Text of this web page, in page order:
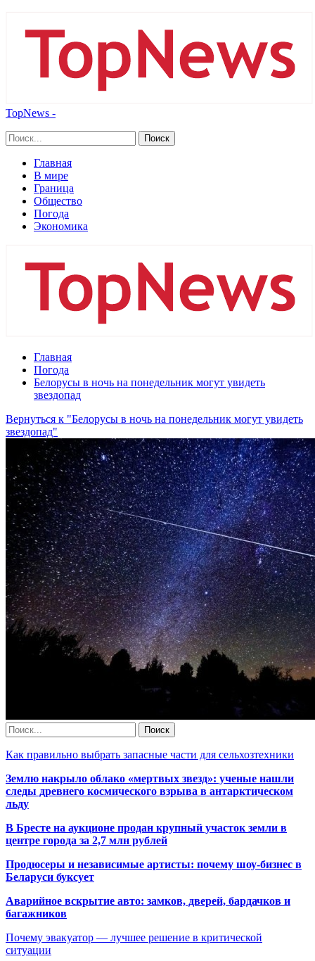
TopNews -
Главная
В мире
Граница
Общество
Погода
Экономика
Главная
Погода
Белорусы в ночь на понедельник могут увидеть
звездопад
Вернуться к "Белорусы в ночь на понедельник могут увидеть
звездопад"
Как правильно выбрать запасные части для сельхозтехники
Землю накрыло облако «мертвых звезд»: ученые нашли
следы древнего космического взрыва в антарктическом
льду
В Бресте на аукционе продан крупный участок земли в
центре города за 2,7 млн рублей
Продюсеры и независимые артисты: почему шоу-бизнес в
Беларуси буксует
Аварийное вскрытие авто: замков, дверей, бардачков и
багажников
Почему эвакуатор — лучшее решение в критической
ситуации